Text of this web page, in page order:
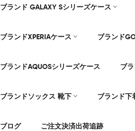
ブランド GALAXY Sシリーズケース
ブランドXPERIAケース ブランド
ブランドAQUOSシリーズケース ブ
ブランドソックス 靴下 ブランド下
ブログ ご注文決済出荷追跡